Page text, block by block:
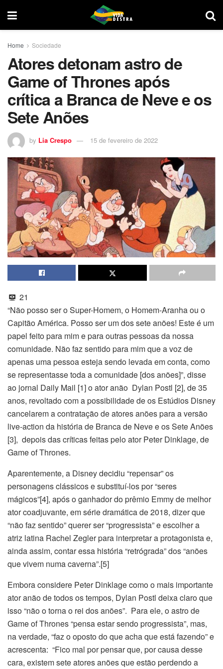
Home Sociedade
Atores detonam astro de
Game of Thrones após
crítica a Branca de Neve e os
Sete Anões
by Lia Crespo 15 de fevereiro de 2022
21
“Não posso ser o Super-Homem, o Homem-Aranha ou o
Capitão América. Posso ser um dos sete anões! Este é um
papel feito para mim e para outras pessoas da nossa
comunidade. Não faz sentido para mim que a voz de
apenas uma pessoa esteja sendo levada em conta, como
se representasse toda a comunidade [dos anões]”, disse
ao jornal Daily Mail [1] o ator anão Dylan Postl [2], de 35
anos, revoltado com a possibilidade de os Estúdios Disney
cancelarem a contratação de atores anões para a versão
live-action da história de Branca de Neve e os Sete Anões
[3], depois das críticas feitas pelo ator Peter Dinklage, de
Game of Thrones.
Aparentemente, a Disney decidiu “repensar” os
personagens clássicos e substituí-los por “seres
mágicos”[4], após o ganhador do prêmio Emmy de melhor
ator coadjuvante, em série dramática de 2018, dizer que
“não faz sentido” querer ser “progressista” e escolher a
atriz latina Rachel Zegler para interpretar a protagonista e,
ainda assim, contar essa história “retrógrada” dos “anões
que vivem numa caverna”.[5]
Embora considere Peter Dinklage como o mais importante
ator anão de todos os tempos, Dylan Postl deixa claro que
isso “não o torna o rei dos anões”. Para ele, o astro de
Game of Thrones “pensa estar sendo progressista”, mas,
na verdade, “faz o oposto do que acha que está fazendo” e
acrescenta: “Fico mal por pensar que, por causa desse
cara, existem sete atores anões que estão perdendo a